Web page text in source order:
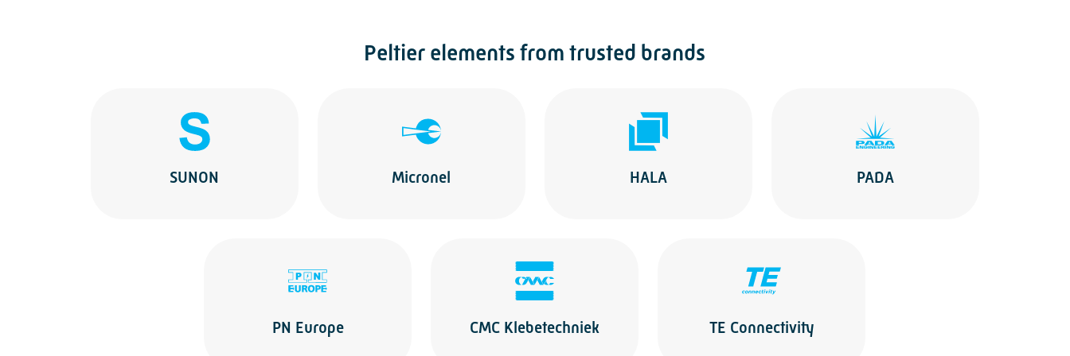
Peltier elements from trusted brands
SUNON Micronel HALA PADA
PN Europe CMC Klebetechniek TE Connectivity